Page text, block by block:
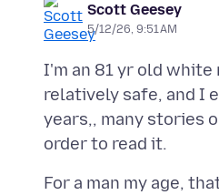
Scott Geesey
5/12/26, 9:51 AM
I'm an 81 yr old
relatively safe, and I
years,, many stories
For a man my age,